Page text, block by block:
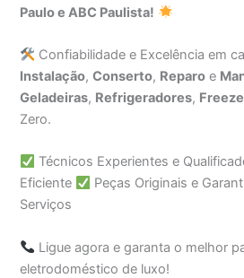
Paulo e ABC Paulista!
Confiabilidade e Excelência em
Instalação,Conserto, Reparo e
Geladeiras, Refrigeradores,
Zero.
Técnicos Experientes e
Eficiente
Peças Originais e
Serviços
Ligue agora e garanta o melhor
eletrodoméstico de luxo!